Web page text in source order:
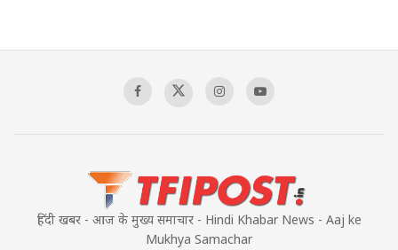
हिंदी खबर - आज के मुख्य समाचार - Hindi Khabar News - Aaj ke
Mukhya Samachar